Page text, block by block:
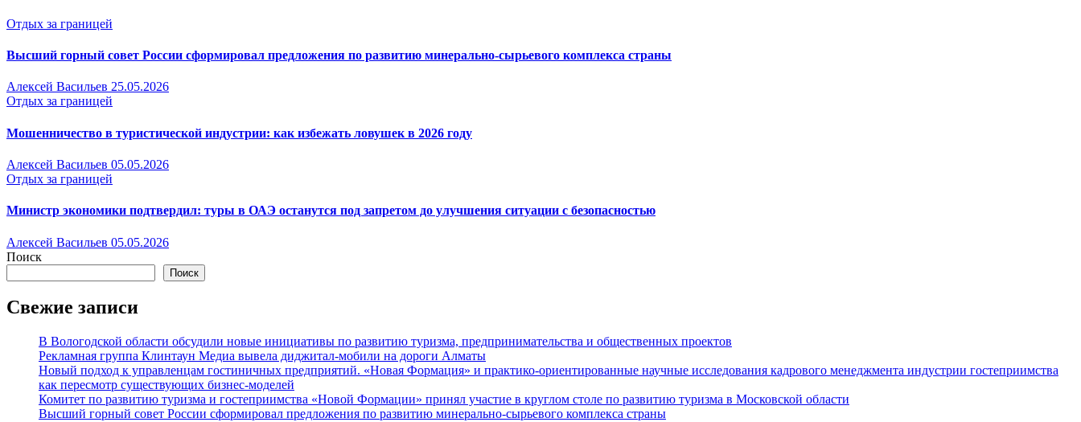
Отдых за границей
Высший горный совет России сформировал предложения по развитию минерально-сырьевого комплекса страны
Алексей Васильев 25.05.2026
Отдых за границей
Мошенничество в туристической индустрии: как избежать ловушек в 2026 году
Алексей Васильев 05.05.2026
Отдых за границей
Министр экономики подтвердил: туры в ОАЭ останутся под запретом до улучшения ситуации с безопасностью
Алексей Васильев 05.05.2026
Поиск
Поиск
Свежие записи
В Вологодской области обсудили новые инициативы по развитию туризма, предпринимательства и общественных проектов
Рекламная группа Клинтаун Медиа вывела диджитал-мобили на дороги Алматы
Новый подход к управленцам гостиничных предприятий. «Новая Формация» и практико-ориентированные научные исследования кадрового менеджмента индустрии гостеприимства
как пересмотр существующих бизнес-моделей
Комитет по развитию туризма и гостеприимства «Новой Формации» принял участие в круглом столе по развитию туризма в Московской области
Высший горный совет России сформировал предложения по развитию минерально-сырьевого комплекса страны